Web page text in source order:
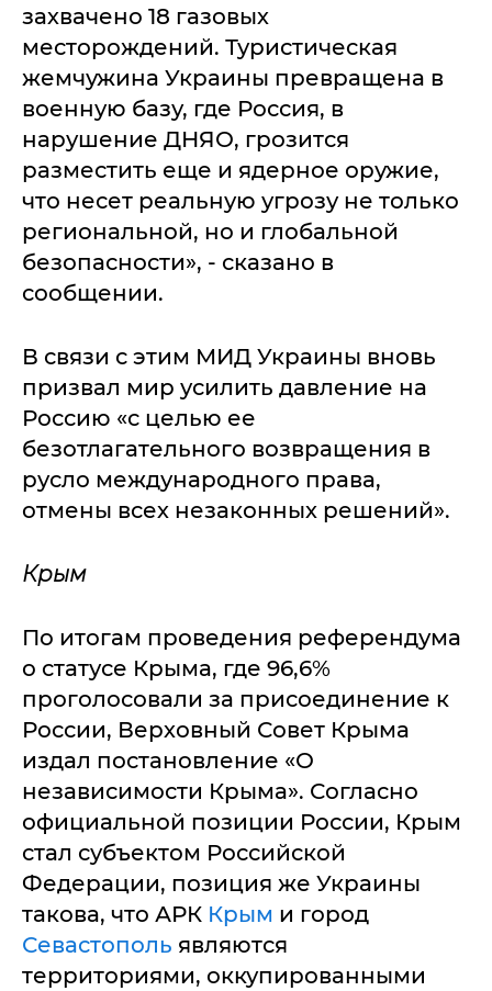
захвачено 18 газовых
месторождений. Туристическая
жемчужина Украины превращена в
военную базу, где Россия, в
нарушение ДНЯО, грозится
разместить еще и ядерное оружие,
что несет реальную угрозу не только
региональной, но и глобальной
безопасности», - сказано в
сообщении.
В связи с этим МИД Украины вновь
призвал мир усилить давление на
Россию «с целью ее
безотлагательного возвращения в
русло международного права,
отмены всех незаконных решений».
Крым
По итогам проведения референдума
о статусе Крыма, где 96,6%
проголосовали за присоединение к
России, Верховный Совет Крыма
издал постановление «О
независимости Крыма». Согласно
официальной позиции России, Крым
стал субъектом Российской
Федерации, позиция же Украины
такова, что АРК Крым и город
Севастополь являются
территориями, оккупированными